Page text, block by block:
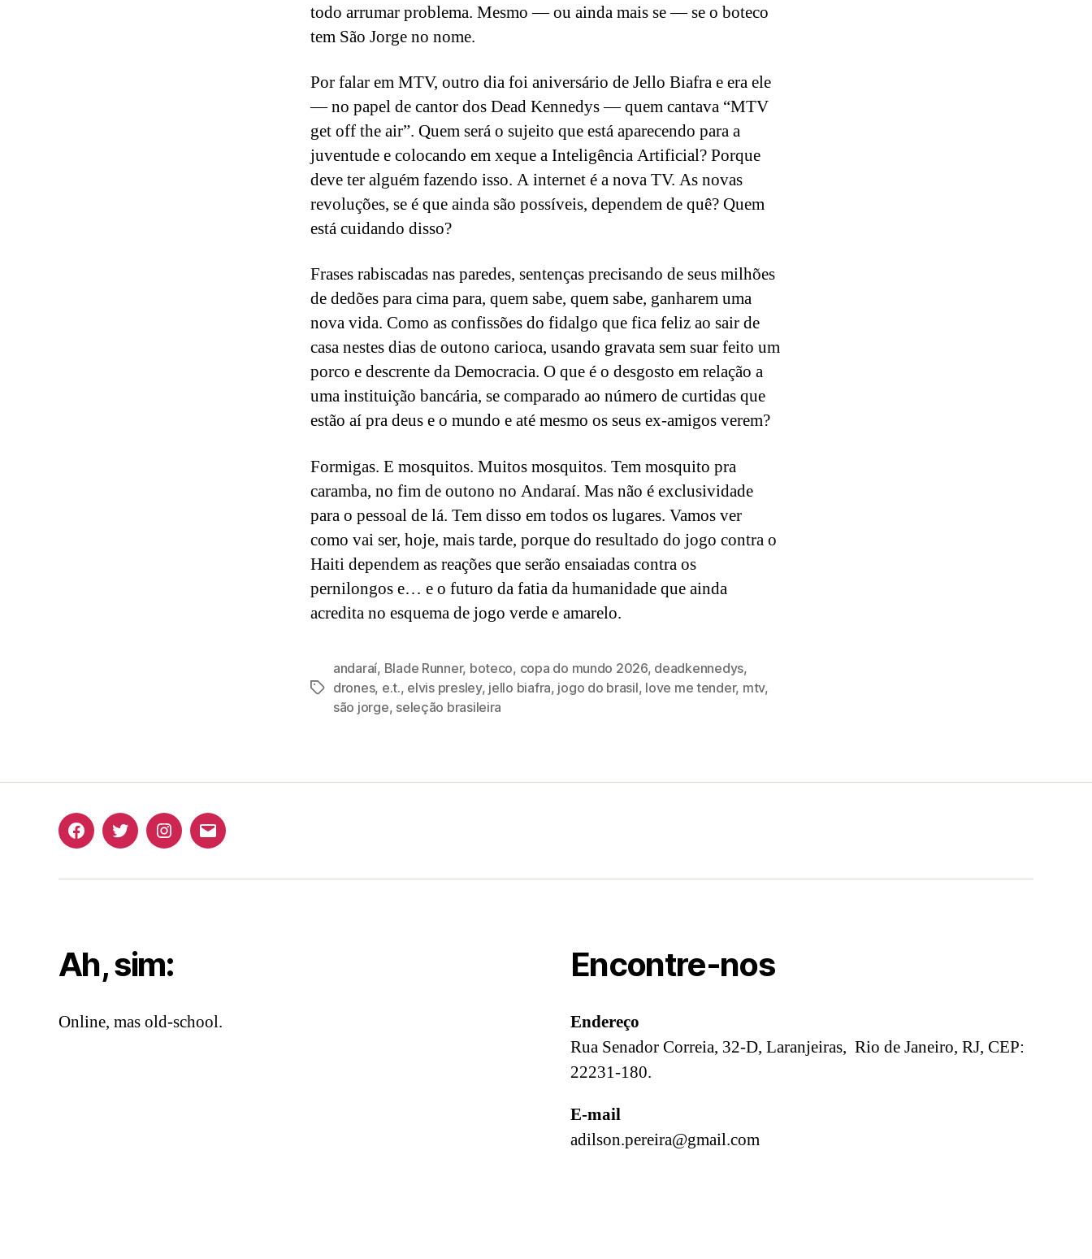
todo arrumar problema. Mesmo — ou ainda mais se — se o boteco
tem São Jorge no nome.
Por falar em MTV, outro dia foi aniversário de Jello Biafra e era ele
— no papel de cantor dos Dead Kennedys — quem cantava “MTV
get off the air”. Quem será o sujeito que está aparecendo para a
juventude e colocando em xeque a Inteligência Artificial? Porque
deve ter alguém fazendo isso. A internet é a nova TV. As novas
revoluções, se é que ainda são possíveis, dependem de quê? Quem
está cuidando disso?
Frases rabiscadas nas paredes, sentenças precisando de seus milhões
de dedões para cima para, quem sabe, quem sabe, ganharem uma
nova vida. Como as confissões do fidalgo que fica feliz ao sair de
casa nestes dias de outono carioca, usando gravata sem suar feito um
porco e descrente da Democracia. O que é o desgosto em relação a
uma instituição bancária, se comparado ao número de curtidas que
estão aí pra deus e o mundo e até mesmo os seus ex-amigos verem?
Formigas. E mosquitos. Muitos mosquitos. Tem mosquito pra
caramba, no fim de outono no Andaraí. Mas não é exclusividade
para o pessoal de lá. Tem disso em todos os lugares. Vamos ver
como vai ser, hoje, mais tarde, porque do resultado do jogo contra o
Haiti dependem as reações que serão ensaiadas contra os
pernilongos e… e o futuro da fatia da humanidade que ainda
acredita no esquema de jogo verde e amarelo.
Tags
andaraí, Blade Runner, boteco, copa do mundo 2026, deadkennedys,
drones, e.t., elvis presley, jello biafra, jogo do brasil, love me tender, mtv,
são jorge, seleção brasileira
FacebookTwitterInstagram
E-
Ah, sim:
Online, mas old-school.
Encontre-nos
Endereço
Rua Senador Correia, 32-D, Laranjeiras, Rio de Janeiro, RJ, CEP:
22231-180.
E-mail
adilson.pereira@gmail.com